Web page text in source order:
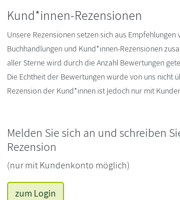
Kund*innen-Rezensionen
Unsere Rezensionen setzen sich aus
Buchhandlungen und Kund*innen-Rezensionen
aller Sterne wird durch die Anzahl Bewertungen
Die Echtheit der Bewertungen wurde von uns nicht
Rezension der Kund*innen ist jedoch nur mit
Melden Sie sich an und schreiben
Rezension
(nur mit Kundenkonto möglich)
zum Login